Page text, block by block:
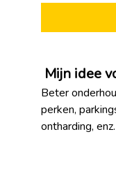
Mijn idee
Beter
perken,
ontharding,